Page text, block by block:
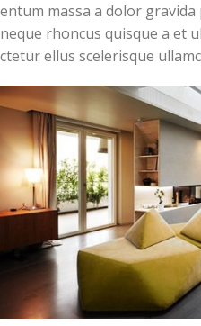
entum massa a dolor
neque rhoncus quisque a et
ctetur ellus scelerisque